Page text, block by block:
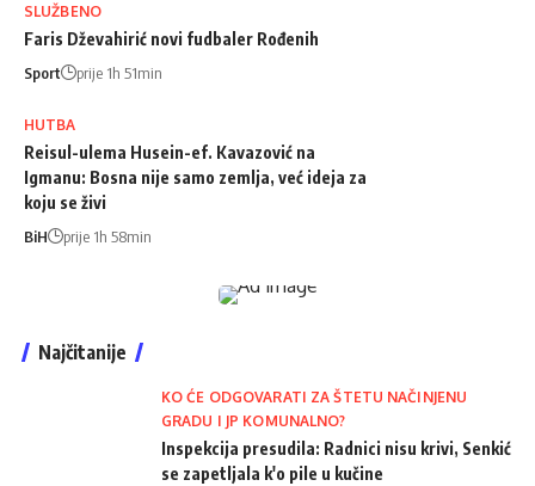
SLUŽBENO
Faris Dževahirić novi fudbaler Rođenih
Sport prije 1h 51min
HUTBA
Reisul-ulema Husein-ef. Kavazović na
Igmanu: Bosna nije samo zemlja, već ideja za
koju se živi
BiH prije 1h 58min
Najčitanije
KO ĆE ODGOVARATI ZA ŠTETU NAČINJENU
GRADU I JP KOMUNALNO?
Inspekcija presudila: Radnici nisu krivi, Senkić
se zapetljala k'o pile u kučine